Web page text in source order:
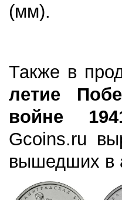
(мм).
Также в
летие
войне
Gcoins.ru
вышедших в